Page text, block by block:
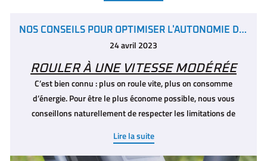
NOS CONSEILS POUR OPTIMISER L'AUTONOMIE DE VOTRE VÉHICULE ÉLÉCTRIQUE
24 avril 2023
ROULER À UNE VITESSE MODÉRÉE
C’est bien connu : plus on roule vite, plus on consomme
d’énergie. Pour être le plus économe possible, nous vous
conseillons naturellement derespecter les limitations de
équipé, nous vous conseillons d’utiliser le régulateur de vitesse.
Lorsque la visibilité est réduite, comme par temps de pluie ou
Lire la suite